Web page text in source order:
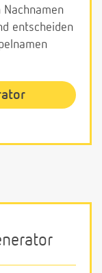
Nachnamen
entscheiden